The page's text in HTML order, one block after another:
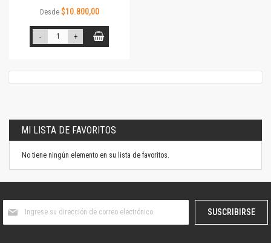
Desde $10.800,00
- +
MI LISTA DE FAVORITOS
No tiene ningún elemento en su lista de favoritos.
boletín
SUSCRIBIRSE